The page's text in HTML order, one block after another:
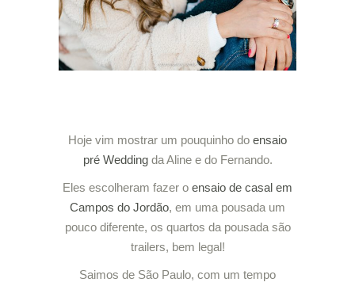
Hoje vim mostrar um pouquinho do ensaio
pré Weddingda Aline e do Fernando.
Eles escolheram fazer o ensaio de casal em
Campos do Jordão, em uma pousada um
pouco diferente, os quartos da pousada são
trailers, bem legal!
Saimos de São Paulo, com um tempo